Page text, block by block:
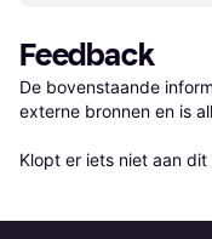
Feedback
De bovenstaande
externe bronnen en is
Klopt er iets niet aan